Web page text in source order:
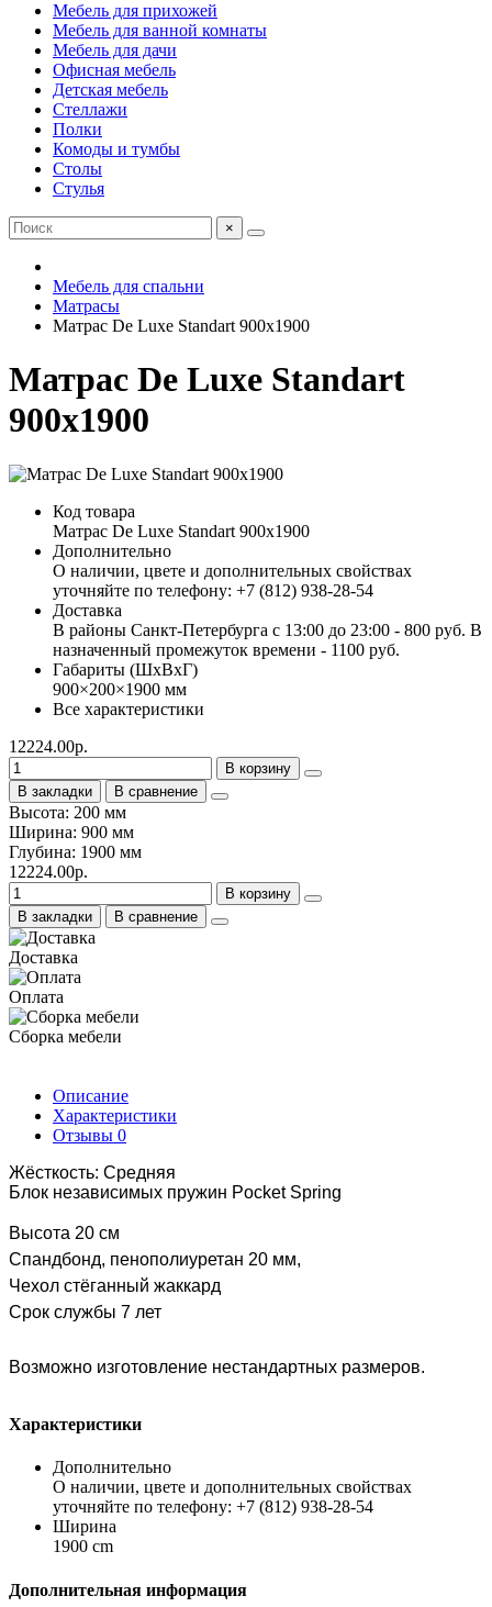
Мебель для прихожей
Мебель для ванной комнаты
Мебель для дачи
Офисная мебель
Детская мебель
Стеллажи
Полки
Комоды и тумбы
Столы
Стулья
×
Мебель для спальни
Матрасы
Матраc De Luxe Standart 900х1900
Матраc De Luxe Standart
900х1900
Код товара
Матраc De Luxe Standart 900х1900
Дополнительно
О наличии, цвете и дополнительных свойствах
уточняйте по телефону: +7 (812) 938-28-54
Доставка
В районы Санкт-Петербурга с 13:00 до 23:00 - 800 руб. В
назначенный промежуток времени - 1100 руб.
Габариты (ШхВхГ)
900×200×1900 мм
Все характеристики
12224.00р.
В корзину
В закладки
В сравнение
Высота: 200 мм
Ширина: 900 мм
Глубина: 1900 мм
12224.00р.
В корзину
В закладки
В сравнение
Доставка
Оплата
Сборка мебели
Описание
Характеристики
Отзывы 0
Жёсткость: Средняя
Блок независимых пружин Pocket Spring
Высота 20 см
Спандбонд, пенополиуретан 20 мм,
Чехол стёганный жаккард
Срок службы 7 лет
Возможно изготовление нестандартных размеров.
Характеристики
Дополнительно
О наличии, цвете и дополнительных свойствах
уточняйте по телефону: +7 (812) 938-28-54
Ширина
1900 cm
Дополнительная информация